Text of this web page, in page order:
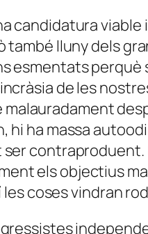
candidatura
també lluny dels
esmentats
de les
hi ha massa
contraproduent.
els objectius
coses vindran